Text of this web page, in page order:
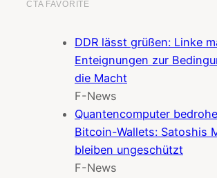
DDR lässt grüßen: Linke
Enteignungen zur
die Macht
F-News
Quantencomputer
Bitcoin-Wallets: Satoshis
bleiben ungeschützt
F-News